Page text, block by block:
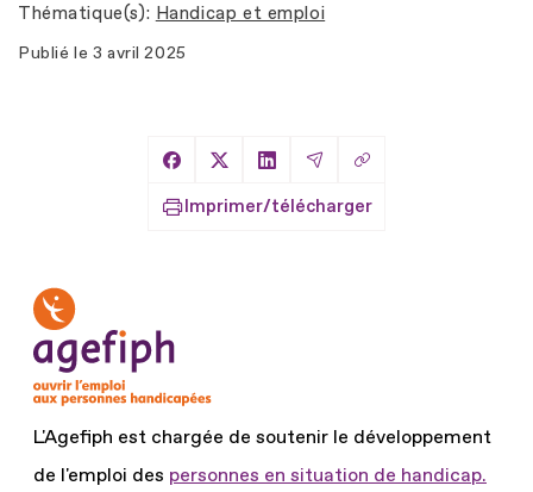
Thématique(s) Handicap et emploi
Publié le 3 avril 2025
Partager sur Facebook
Partager sur X
Partager sur LinkedIn
Partager par Email
Copier le lien
Imprimer/télécharger
L'Agefiph est chargée de soutenir le développement
de l'emploi des personnes en situation de handicap.